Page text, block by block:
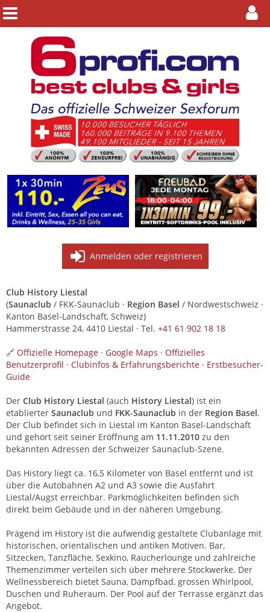
Anmelden oder registrieren
Club History Liestal
(Saunaclub / FKK-Saunaclub · Region Basel / Nordwestschweiz ·
Kanton Basel-Landschaft, Schweiz)
Hammerstrasse 24, 4410 Liestal · Tel. +41 61 902 18 18
🔗 Offizielle Homepage · Google Maps · Offizielles
Benutzerprofil · Clubinfos & Erfahrungsberichte · Erstbesucher-
Guide
Der Club History Liestal (auch History Liestal) ist ein
etablierter Saunaclub und FKK-Saunaclub in der Region Basel.
Der Club befindet sich in Liestal im Kanton Basel-Landschaft
und gehört seit seiner Eröffnung am 11.11.2010 zu den
bekannten Adressen der Schweizer Saunaclub-Szene.
Das History liegt ca. 16,5 Kilometer von Basel entfernt und ist
über die Autobahnen A2 und A3 sowie die Ausfahrt
Liestal/Augst erreichbar. Parkmöglichkeiten befinden sich
direkt beim Gebäude und in der näheren Umgebung.
Prägend im History ist die aufwendig gestaltete Clubanlage mit
historischen, orientalischen und antiken Motiven. Bar,
Sitzecken, Tanzfläche, Sexkino, Raucherlounge und zahlreiche
Themenzimmer verteilen sich über mehrere Stockwerke. Der
Wellnessbereich bietet Sauna, Dampfbad, grossen Whirlpool,
Duschen und Ruheraum. Der Pool auf der Terrasse ergänzt das
Angebot.